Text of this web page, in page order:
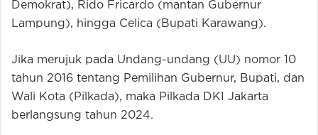
Demokrat), Rido Fricardo (mantan Gubernur
Lampung), hingga Celica (Bupati Karawang).
Jika merujuk pada Undang-undang (UU) nomor 10
tahun 2016 tentang Pemilihan Gubernur, Bupati, dan
Wali Kota (Pilkada), maka Pilkada DKI Jakarta
berlangsung tahun 2024.